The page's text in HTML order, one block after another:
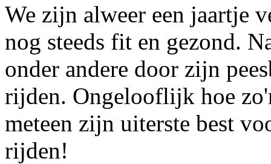
We zijn alweer een jaartje
nog steeds fit en gezond.
onder andere door zijn
rijden. Ongelooflijk hoe
meteen zijn uiterste best
rijden!